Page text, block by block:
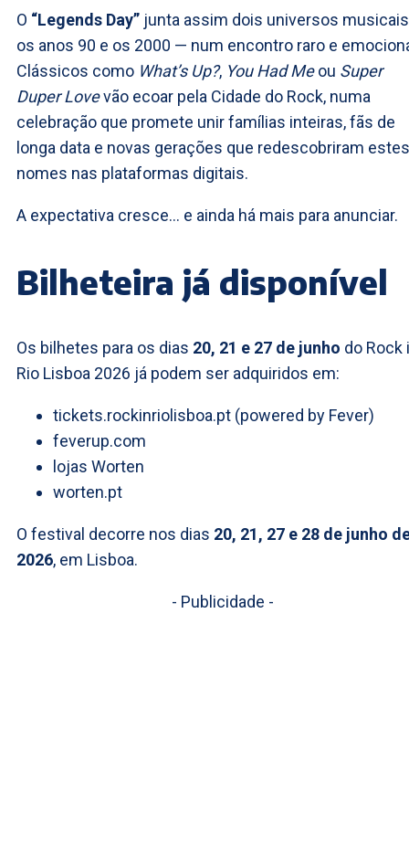
O “Legends Day” junta assim dois universos
os anos 90 e os 2000 — num encontro raro e
Clássicos como What’s Up?, You Had Meou Super
Duper Lovevão ecoar pela Cidade do Rock, numa
celebração que promete unir famílias inteiras, fãs de
longa data e novas gerações que redescobriram estes
nomes nas plataformas digitais.
A expectativa cresce… e ainda há mais para anunciar.
Bilheteira já disponível
Os bilhetes para os dias 20, 21 e 27 de junho do Rock
Rio Lisboa 2026 já podem ser adquiridos em:
tickets.rockinriolisboa.pt (powered by Fever)
feverup.com
lojas Worten
worten.pt
O festival decorre nos dias 20, 21, 27 e 28 de junho
2026, em Lisboa.
- Publicidade -